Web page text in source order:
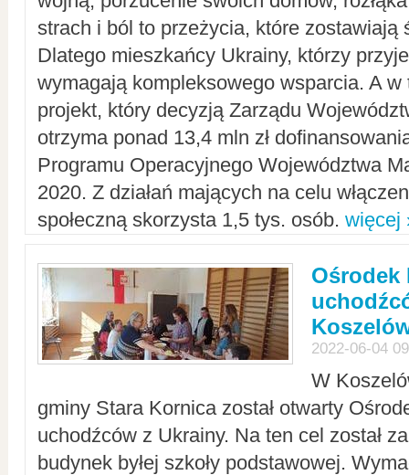
strach i ból to przeżycia, które zostawiają
Dlatego mieszkańcy Ukrainy, którzy
wymagają kompleksowego wsparcia. A w
projekt, który decyzją Zarządu
otrzyma ponad 13,4 mln zł
Programu Operacyjnego Województwa
2020. Z działań mających na celu
społeczną skorzysta 1,5 tys. osób. więcej
Ośrodek
2022-06-04
W
gminy Stara Kornica został otwarty
uchodźców z Ukrainy. Na ten cel został
budynek byłej szkoły podstawowej.